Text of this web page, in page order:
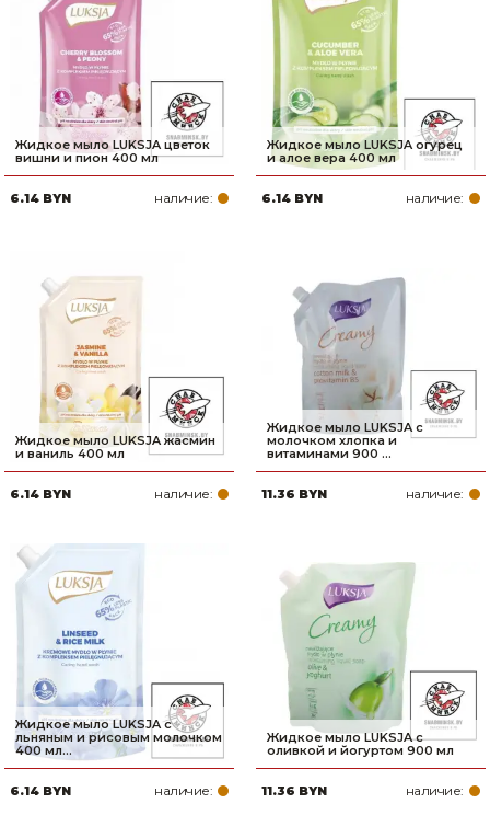
Жидкое мыло LUKSJA цветок
вишни и пион 400 мл
6.14 BYN наличие:
Жидкое мыло LUKSJA огурец
и алое вера 400 мл
6.14 BYN наличие:
Жидкое мыло LUKSJA жасмин
и ваниль 400 мл
6.14 BYN наличие:
Жидкое мыло LUKSJA с
молочком хлопка и
витаминами 900 ...
11.36 BYN наличие:
Жидкое мыло LUKSJA с
льняным и рисовым молочком
400 мл...
6.14 BYN наличие:
Жидкое мыло LUKSJA с
оливкой и йогуртом 900 мл
11.36 BYN наличие: